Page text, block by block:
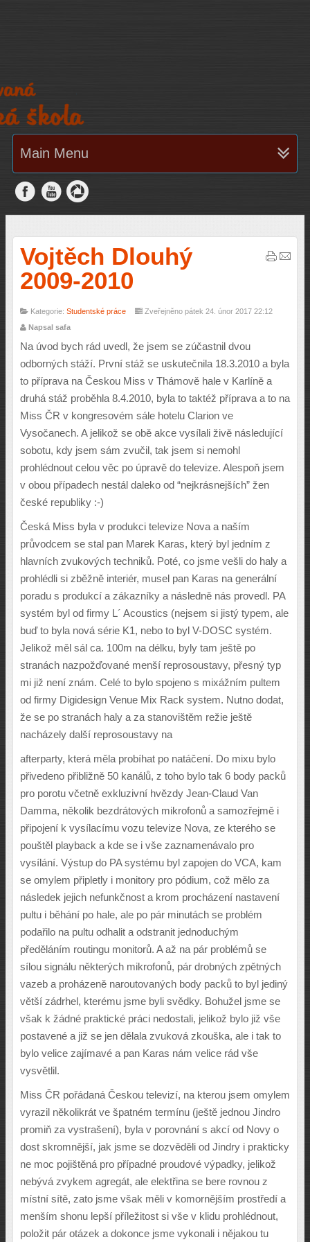
Main Menu
Vojtěch Dlouhý
2009-2010
Kategorie: Studentské práce
Zveřejněno pátek 24. únor 2017 22:12
Napsal safa
Na úvod bych rád uvedl, že jsem se zúčastnil dvou
odborných stáží. První stáž se uskutečnila 18.3.2010 a byla
to příprava na Českou Miss v Thámově hale v Karlíně a
druhá stáž proběhla 8.4.2010, byla to taktéž příprava a to na
Miss ČR v kongresovém sále hotelu Clarion ve
Vysočanech. A jelikož se obě akce vysílali živě následující
sobotu, kdy jsem sám zvučil, tak jsem si nemohl
prohlédnout celou věc po úpravě do televize. Alespoň jsem
v obou případech nestál daleko od “nejkrásnejších” žen
české republiky :-)
Česká Miss byla v produkci televize Nova a naším
průvodcem se stal pan Marek Karas, který byl jedním z
hlavních zvukových techniků. Poté, co jsme vešli do haly a
prohlédli si zběžně interiér, musel pan Karas na generální
poradu s produkcí a zákazníky a následně nás provedl. PA
systém byl od firmy L´ Acoustics (nejsem si jistý typem, ale
buď to byla nová série K1, nebo to byl V-DOSC systém.
Jelikož měl sál ca. 100m na délku, byly tam ještě po
stranách nazpožďované menší reprosoustavy, přesný typ
mi již není znám. Celé to bylo spojeno s mixážním pultem
od firmy Digidesign Venue Mix Rack system. Nutno dodat,
že se po stranách haly a za stanovištěm režie ještě
nacházely další reprosoustavy na
afterparty, která měla probíhat po natáčení. Do mixu bylo
přivedeno přibližně 50 kanálů, z toho bylo tak 6 body packů
pro porotu včetně exkluzivní hvězdy Jean-Claud Van
Damma, několik bezdrátových mikrofonů a samozřejmě i
připojení k vysílacímu vozu televize Nova, ze kterého se
pouštěl playback a kde se i vše zaznamenávalo pro
vysílání. Výstup do PA systému byl zapojen do VCA, kam
se omylem připletly i monitory pro pódium, což mělo za
následek jejich nefunkčnost a krom procházení nastavení
pultu i běhání po hale, ale po pár minutách se problém
podařilo na pultu odhalit a odstranit jednoduchým
předěláním routingu monitorů. A až na pár problémů se
sílou signálu některých mikrofonů, pár drobných zpětných
vazeb a proházeně naroutovaných body packů to byl jediný
větší zádrhel, kterému jsme byli svědky. Bohužel jsme se
však k žádné praktické práci nedostali, jelikož bylo již vše
postavené a již se jen dělala zvuková zkouška, ale i tak to
bylo velice zajímavé a pan Karas nám velice rád vše
vysvětlil.
Miss ČR pořádaná Českou televizí, na kterou jsem omylem
vyrazil několikrát ve špatném termínu (ještě jednou Jindro
promiň za vystrašení), byla v porovnání s akcí od Novy o
dost skromnější, jak jsme se dozvěděli od Jindry i prakticky
ne moc pojištěná pro případné proudové výpadky, jelikož
nebývá zvykem agregát, ale elektřina se bere rovnou z
místní sítě, zato jsme však měli v komornějším prostředí a
menším shonu lepší příležitost si vše v klidu prohlédnout,
položit pár otázek a dokonce jsme vykonali i nějakou tu